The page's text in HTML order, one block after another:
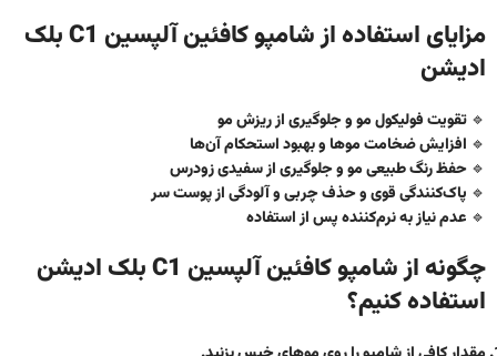
مزایای استفاده از شامپو کافئین آلپسین C1 بلک
ادیشن
🔹 تقویت فولیکول موو جلوگیری از ریزش مو
🔹 افزایش ضخامت موها و بهبود استحکام آن‌ها
🔹 حفظ رنگ طبیعی موو جلوگیری از سفیدی زودرس
🔹 پاک‌کنندگی قویو حذف چربی و آلودگی از پوست سر
🔹 عدم نیاز به نرم‌کنندهپس از استفاده
چگونه از شامپو کافئین آلپسین C1 بلک ادیشن
استفاده کنیم؟